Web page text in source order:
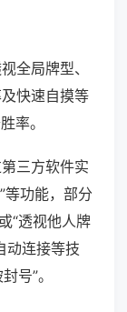
全局牌型、
快速自摸等
率。
三方软件实
等功能，部分
“透视他人牌
动连接等技
号”。